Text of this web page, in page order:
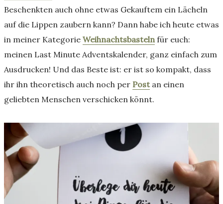
Beschenkten auch ohne etwas Gekauftem ein Lächeln
auf die Lippen zaubern kann? Dann habe ich heute etwas
in meiner Kategorie Weihnachtsbasteln für euch:
meinen Last Minute Adventskalender, ganz einfach zum
Ausdrucken! Und das Beste ist: er ist so kompakt, dass
ihr ihn theoretisch auch noch per Postan einen
geliebten Menschen verschicken könnt.